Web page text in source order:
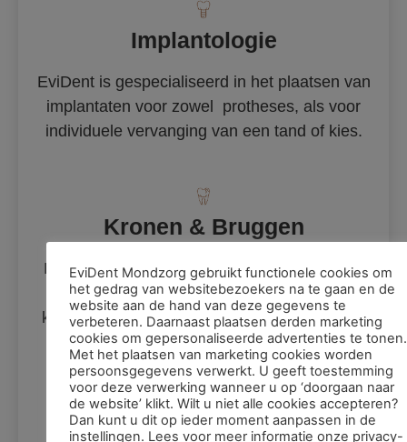
Implantologie
EviDent is gespecialiseerd in het plaatsen van
implantaten voor zowel protheses, als voor
individuele vervanging van een tand of kies.
Kronen & Bruggen
EviDent biedt u verschillende mogelijkheden
om fors gevulde of ontbrekende tanden en
kiezen duurzaam te vervangen door op maat
gemaakte kronen en bruggen.
EviDent Mondzorg gebruikt functionele cookies om
het gedrag van websitebezoekers na te gaan en de
website aan de hand van deze gegevens te
verbeteren. Daarnaast plaatsen derden marketing
cookies om gepersonaliseerde advertenties te tonen.
Met het plaatsen van marketing cookies worden
persoonsgegevens verwerkt. U geeft toestemming
voor deze verwerking wanneer u op ‘doorgaan naar
de website’ klikt. Wilt u niet alle cookies accepteren?
Dan kunt u dit op ieder moment aanpassen in de
instellingen. Lees voor meer informatie onze privacy-